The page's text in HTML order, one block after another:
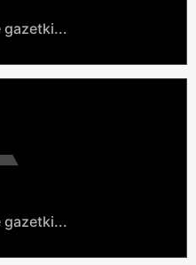
gazetki...
gazetki...